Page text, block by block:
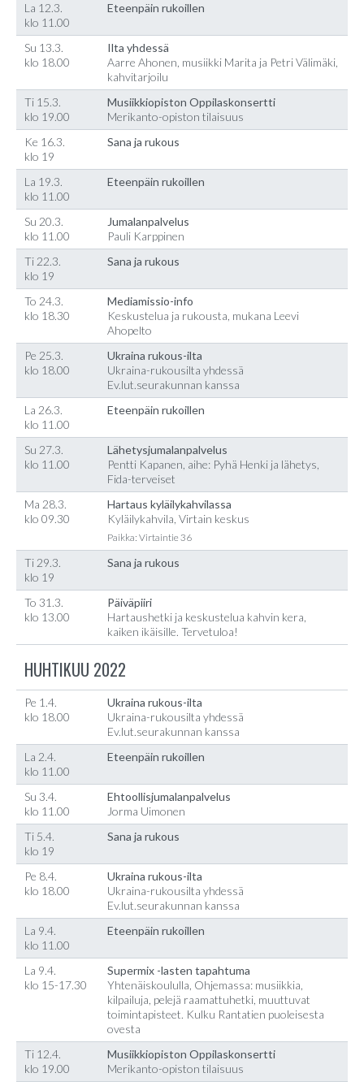
La 12.3.
klo 11.00
Eteenpäin rukoillen
Su 13.3.
klo 18.00
Ilta yhdessä
Aarre Ahonen, musiikki Marita ja Petri Välimäki,
kahvitarjoilu
Ti 15.3.
klo 19.00
Musiikkiopiston Oppilaskonsertti
Merikanto-opiston tilaisuus
Ke 16.3.
klo 19
Sana ja rukous
La 19.3.
klo 11.00
Eteenpäin rukoillen
Su 20.3.
klo 11.00
Jumalanpalvelus
Pauli Karppinen
Ti 22.3.
klo 19
Sana ja rukous
To 24.3.
klo 18.30
Mediamissio-info
Keskustelua ja rukousta, mukana Leevi
Ahopelto
Pe 25.3.
klo 18.00
Ukraina rukous-ilta
Ukraina-rukousilta yhdessä
Ev.lut.seurakunnan kanssa
La 26.3.
klo 11.00
Eteenpäin rukoillen
Su 27.3.
klo 11.00
Lähetysjumalanpalvelus
Pentti Kapanen, aihe: Pyhä Henki ja lähetys,
Fida-terveiset
Ma 28.3.
klo 09.30
Hartaus kyläilykahvilassa
Kyläilykahvila, Virtain keskus
Paikka: Virtaintie 36
Ti 29.3.
klo 19
Sana ja rukous
To 31.3.
klo 13.00
Päiväpiiri
Hartaushetki ja keskustelua kahvin kera,
kaiken ikäisille. Tervetuloa!
HUHTIKUU 2022
Pe 1.4.
klo 18.00
Ukraina rukous-ilta
Ukraina-rukousilta yhdessä
Ev.lut.seurakunnan kanssa
La 2.4.
klo 11.00
Eteenpäin rukoillen
Su 3.4.
klo 11.00
Ehtoollisjumalanpalvelus
Jorma Uimonen
Ti 5.4.
klo 19
Sana ja rukous
Pe 8.4.
klo 18.00
Ukraina rukous-ilta
Ukraina-rukousilta yhdessä
Ev.lut.seurakunnan kanssa
La 9.4.
klo 11.00
Eteenpäin rukoillen
La 9.4.
klo 15-17.30
Supermix -lasten tapahtuma
Yhtenäiskoululla, Ohjemassa: musiikkia,
kilpailuja, pelejä raamattuhetki, muuttuvat
toimintapisteet. Kulku Rantatien puoleisesta
ovesta
Ti 12.4.
klo 19.00
Musiikkiopiston Oppilaskonsertti
Merikanto-opiston tilaisuus